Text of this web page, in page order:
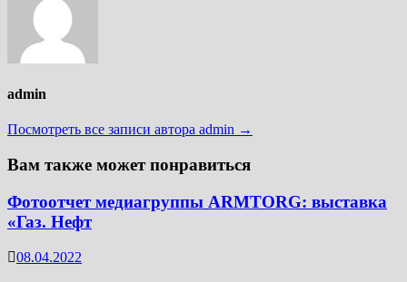
admin
Посмотреть все записи автора admin →
Вам также может понравиться
Фотоотчет медиагруппы ARMTORG: выставка
«Газ. Нефт
08.04.2022